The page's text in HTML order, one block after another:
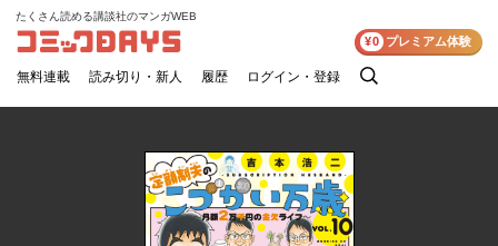
コミックDAYS
たくさん読める講談社のマンガWEB
無料連載 読み切り・新人 履歴 ログイン・登録
検
¥0 プレミアム体験